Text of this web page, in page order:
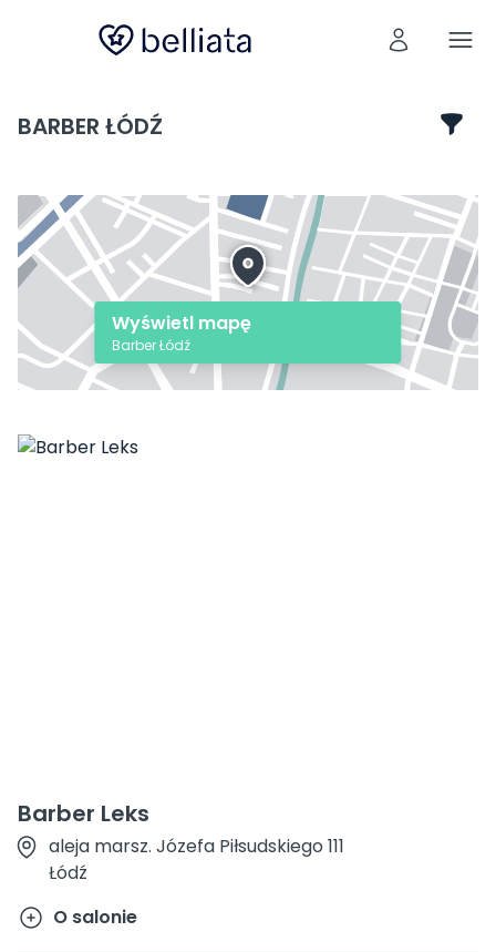
BARBER ŁÓDŹ
Barber Leks
aleja marsz. Józefa Piłsudskiego 111
Łódź
O salonie
Wyświetl mapę
Barber Łódź